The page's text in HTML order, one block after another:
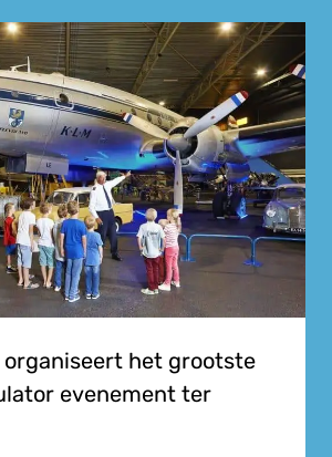
organiseert het grootste
evenement ter